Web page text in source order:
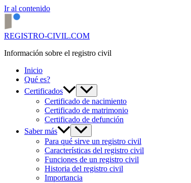
Ir al contenido
REGISTRO-CIVIL.COM
Información sobre el registro civil
Inicio
Qué es?
Certificados
Certificado de nacimiento
Certificado de matrimonio
Certificado de defunción
Saber más
Para qué sirve un registro civil
Características del registro civil
Funciones de un registro civil
Historia del registro civil
Importancia